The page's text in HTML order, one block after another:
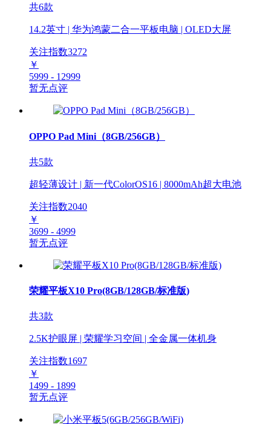
共6款
14.2英寸 | 华为鸿蒙二合一平板电脑 | OLED大屏
关注指数3272
￥
5999 - 12999
暂无点评
OPPO Pad Mini（8GB/256GB）
共5款
超轻薄设计 | 新一代ColorOS16 | 8000mAh超大电池
关注指数2040
￥
3699 - 4999
暂无点评
荣耀平板X10 Pro(8GB/128GB/标准版)
共3款
2.5K护眼屏 | 荣耀学习空间 | 全金属一体机身
关注指数1697
￥
1499 - 1899
暂无点评